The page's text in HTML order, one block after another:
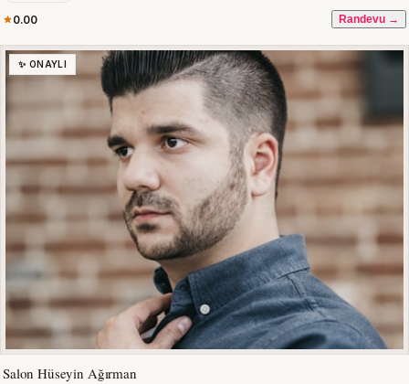
0.00 Randevu →
✨ ONAYLI
Salon Hüseyin Ağırman